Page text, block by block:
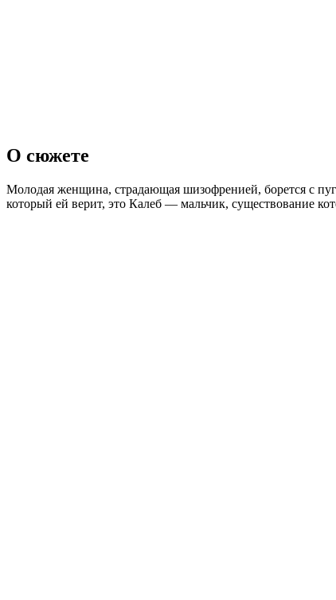
О сюжете
Молодая женщина, страдающая шизофренией, борется с
который ей верит, это Калеб — мальчик, существование